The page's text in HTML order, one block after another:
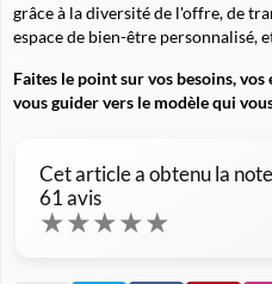
grâce à la diversité de l'offre, de
espace de bien-être personnalisé,
Faites le point sur vos besoins,
vous guider vers le modèle qui
Cet article a obtenu la
61avis
★★★★★